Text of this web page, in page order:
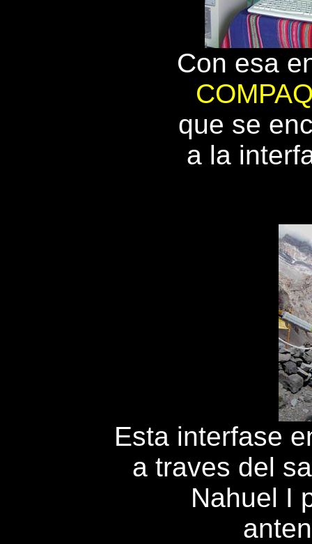
Con esa
que se
a la
Esta interfase
a traves del
Nahuel I